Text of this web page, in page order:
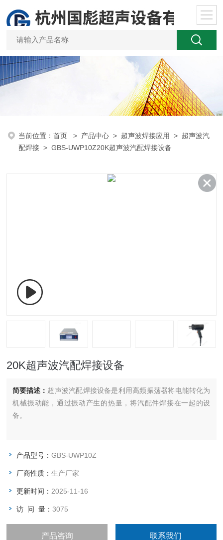
当前位置：首页 > 产品中心 > 超声波焊接应用 > 超声波汽
配焊接 > GBS-UWP10Z20K超声波汽配焊接设备
20K超声波汽配焊接设备
简要描述： 超声波汽配焊接设备是利用高频振荡器将电能转化为
机械振动能，通过振动产生的热量，将汽配件焊接在一起的设
备。
产品型号：GBS-UWP10Z
厂商性质：生产厂家
更新时间： 2025-11-16
访 问 量：3075
产品咨询 联系我们